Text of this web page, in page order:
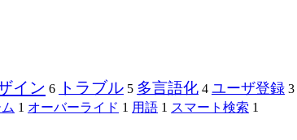
イン 6 トラブル 5 多言語化 4 ユーザ登録 3
1 オーバーライド 1 用語 1 スマート検索 1